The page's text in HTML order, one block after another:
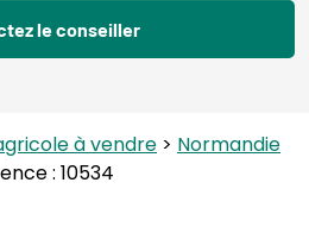
le conseiller
à vendre> Normandie
: 10534